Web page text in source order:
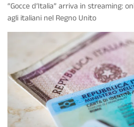
“Gocce d’Italia” arriva in streaming:
agli italiani nel Regno Unito